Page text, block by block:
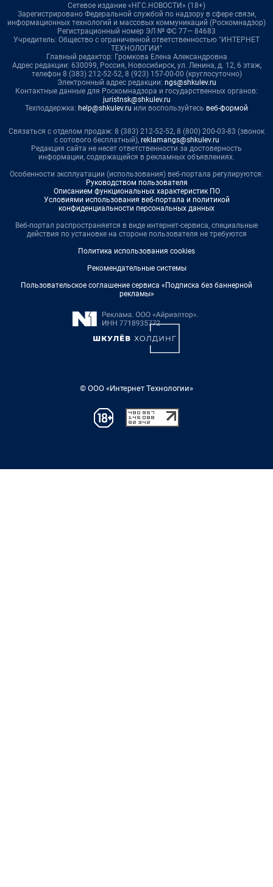
Сетевое издание «НГС.НОВОСТИ» (18+)
Зарегистрировано Федеральной службой по надзору в сфере связи,
информационных технологий и массовых коммуникаций (Роскомнадзор)
Регистрационный номер ЭЛ № ФС 77— 84683
Учредитель: Общество с ограниченной ответственностью "ИНТЕРНЕТ
ТЕХНОЛОГИИ"
Главный редактор: Громкова Елена Александровна
Адрес редакции: 630099, Россия, Новосибирск, ул. Ленина, д. 12, 6 этаж,
телефон 8 (383) 212-52-52, 8 (923) 157-00-00 (круглосуточно)
Электронный адрес редакции: ngs@shkulev.ru
Контактные данные для Роскомнадзора и государственных органов:
juristnsk@shkulev.ru
Техподдержка: help@shkulev.ru или воспользуйтесь веб-формой
Связаться с отделом продаж: 8 (383) 212-52-52, 8 (800) 200-03-83 (звонок
с сотового бесплатный), reklamangs@shkulev.ru
Редакция сайта не несет ответственности за достоверность
информации, содержащейся в рекламных объявлениях.
Особенности эксплуатации (использования) веб-портала регулируются:
Руководством пользователя
Описанием функциональных характеристик ПО
Условиями использования веб-портала и политикой
конфиденциальности персональных данных
Веб-портал распространяется в виде интернет-сервиса, специальные
действия по установке на стороне пользователя не требуются
Политика использования cookies
Рекомендательные системы
Пользовательское соглашение сервиса «Подписка без баннерной
рекламы»
© ООО «Интернет Технологии»